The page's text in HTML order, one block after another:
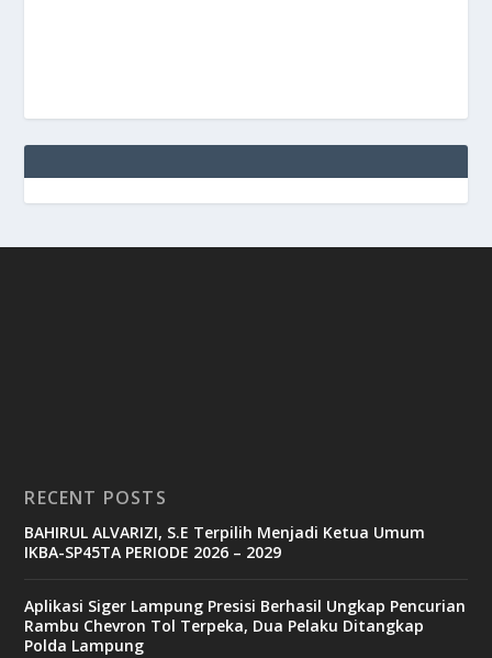
RECENT POSTS
BAHIRUL ALVARIZI, S.E Terpilih Menjadi Ketua Umum
IKBA-SP45TA PERIODE 2026 – 2029
Aplikasi Siger Lampung Presisi Berhasil Ungkap Pencurian
Rambu Chevron Tol Terpeka, Dua Pelaku Ditangkap
Polda Lampung